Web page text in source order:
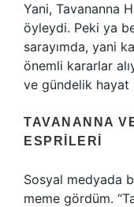
Yani, Tavananna
öyleydi. Peki ya
sarayımda, yani
önemli kararlar
ve gündelik
TAVANANNA
ESPRILERI
Sosyal medyada
meme gördüm.